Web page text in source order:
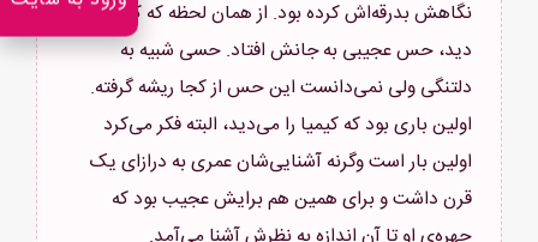
نگاهش بدرقه‌اش کرده بود. از همان لحظه که کیمیا را
دید، حس عجیبی به جانش افتاد. حسی شبیه به
دلتنگی ولی نمی‌دانست این حس از کجا ریشه گرفته.
اولین باری بود که کیمیا را می‌دید، البته فکر می‌کرد
اولین بار است وگرنه آشنایی‌شان عمری به درازای یک
قرن داشت و برای همین هم برایش عجیب بود که